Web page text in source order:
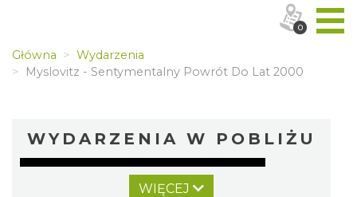
Główna
Wydarzenia
Myslovitz - Sentymentalny Powrót Do Lat 2000
WYDARZENIA W POBLIŻU
WIĘCEJ
0